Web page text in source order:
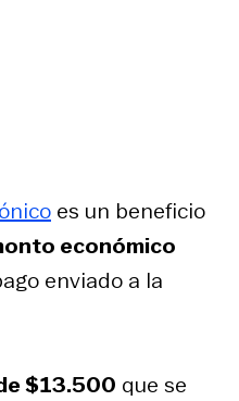
es un beneficio
económico
enviado a la
$13.500 que se